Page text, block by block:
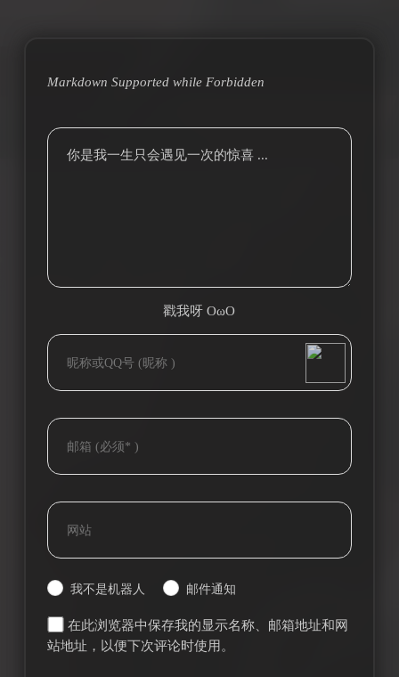
Markdown Supported while Forbidden
你是我一生只会遇见一次的惊喜 ...
戳我呀 OωO
Tieba
我不是机器人 邮件通知
在此浏览器中保存我的显示名称、邮箱地址和网
站地址，以便下次评论时使用。